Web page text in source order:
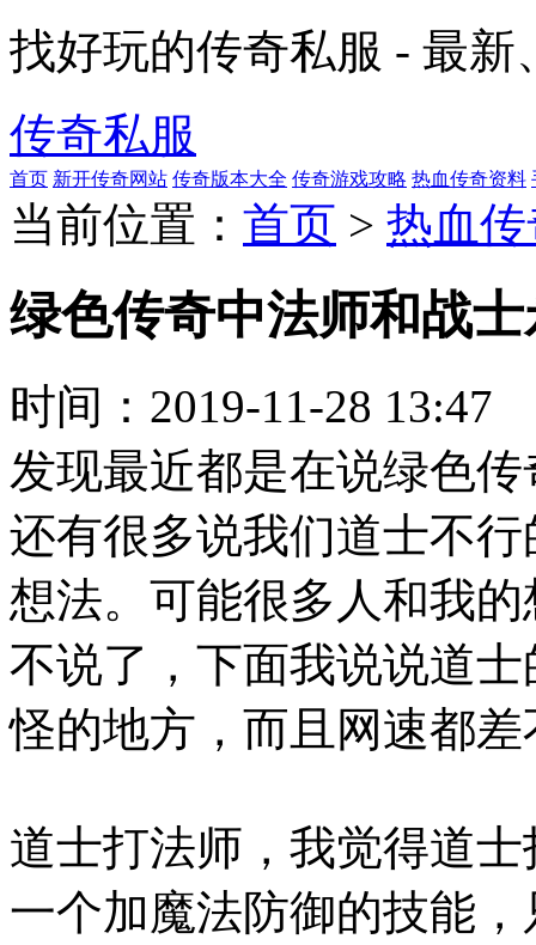
找好玩的传奇私服 - 最
传奇私服
首页 新开传奇网站 传奇版本大全 传奇游戏攻略 热血传奇资料
当前位置： 首页 > 热血
绿色传奇中法师和战
时间： 2019-11-28 13:47
发现最近都是在说绿色
还有很多说我们道士不
想法。可能很多人和我
不说了，下面我说说道
怪的地方，而且网速都
道士打法师，我觉得道
一个加魔法防御的技能